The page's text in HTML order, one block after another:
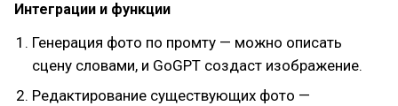
Интеграции и функции
Генерация фото по промту — можно описать
сцену словами, и GoGPT создаст изображение.
Редактирование существующих фото —